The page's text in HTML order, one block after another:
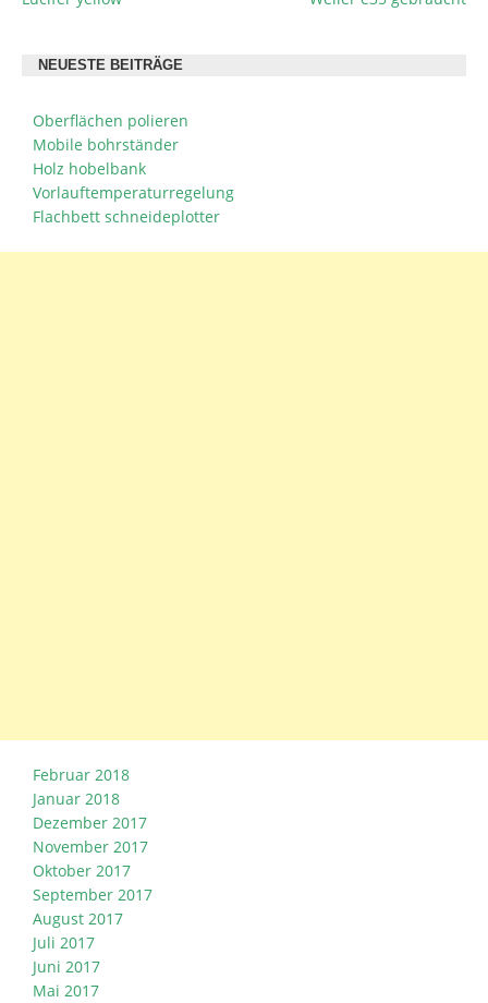
NEUESTE BEITRÄGE
Oberflächen polieren
Mobile bohrständer
Holz hobelbank
Vorlauftemperaturregelung
Flachbett schneideplotter
Februar 2018
Januar 2018
Dezember 2017
November 2017
Oktober 2017
September 2017
August 2017
Juli 2017
Juni 2017
Mai 2017